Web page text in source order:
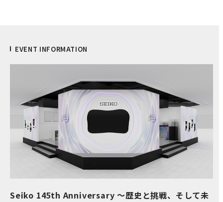
EVENT INFORMATION
Seiko 145th Anniversary ～歴史と挑戦、そして未